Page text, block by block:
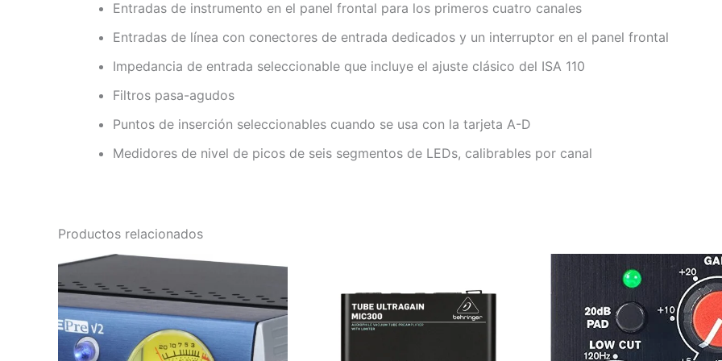
Entradas de instrumento en el panel frontal para los primeros cuatro canales
Entradas de línea con conectores de entrada dedicados y un interruptor en el panel frontal
Impedancia de entrada seleccionable que incluye el ajuste clásico del ISA 110
Filtros pasa-agudos
Puntos de inserción seleccionables cuando se usa con la tarjeta A-D
Medidores de nivel de picos de seis segmentos de LEDs, calibrables por canal
Productos relacionados